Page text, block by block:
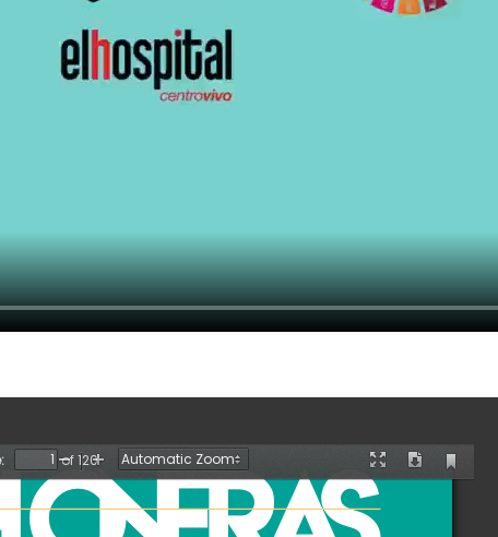
of 120
Pantalla
completa
Zoom
Out
Zoom
In